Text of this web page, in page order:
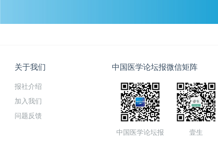
关于我们
报社介绍
加入我们
问题反馈
中国医学论坛报微信矩阵
中国医学论坛报 壹生